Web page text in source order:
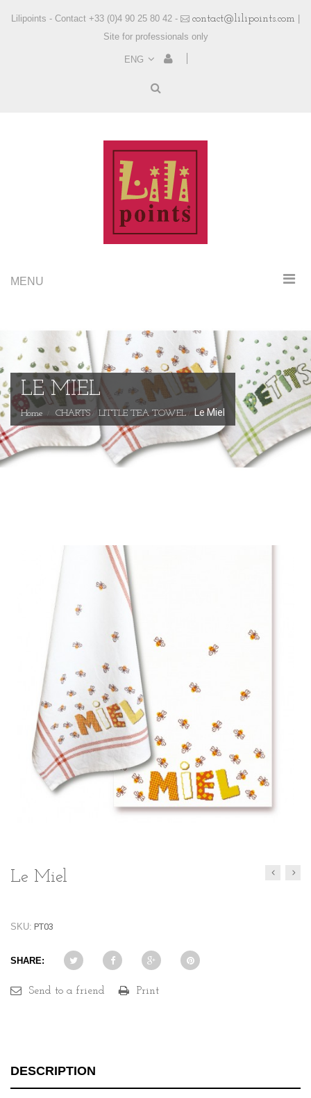
Lilipoints - Contact +33 (0)4 90 25 80 42 - contact@lilipoints.com
Site for professionals only
ENG
MENU
LE MIEL
Home CHARTS LITTLE TEA TOWEL Le Miel
Le Miel
SKU: PT03
SHARE:
Send to a friend Print
DESCRIPTION